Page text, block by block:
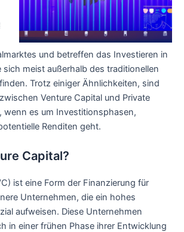
und betreffen das Investieren in
sich meist außerhalb des traditionellen
Trotz einiger Ähnlichkeiten, sind
Venture Capital und Private
wenn es um Investitionsphasen,
Renditen geht.
Capital?
ist eine Form der Finanzierung für
Unternehmen, die ein hohes
aufweisen. Diese Unternehmen
in einer frühen Phase ihrer Entwicklung